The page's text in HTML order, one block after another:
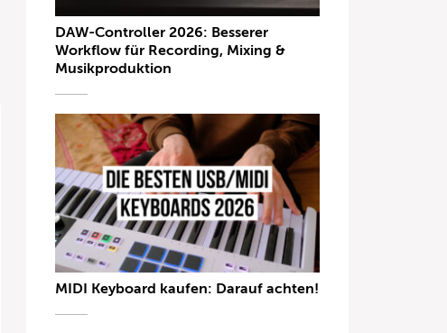
DAW-Controller 2026: Besserer
Workflow für Recording, Mixing &
Musikproduktion
MIDI Keyboard kaufen: Darauf achten!